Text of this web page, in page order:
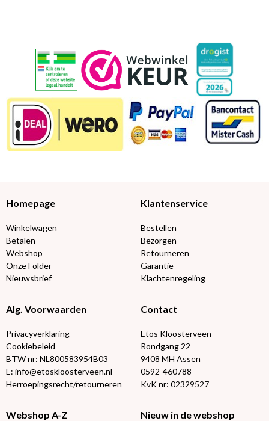
Homepage
Winkelwagen
Betalen
Webshop
Onze Folder
Nieuwsbrief
Klantenservice
Bestellen
Bezorgen
Retourneren
Garantie
Klachtenregeling
Alg. Voorwaarden
Privacyverklaring
Cookiebeleid
BTW nr: NL800583954B03
E: info@etoskloosterveen.nl
Herroepingsrecht/retourneren
Contact
Etos Kloosterveen
Rondgang 22
9408 MH Assen
0592-460788
KvK nr: 02329527
Webshop A-Z Nieuw in de webshop